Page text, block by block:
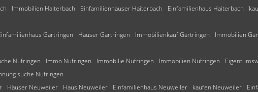
Immobilien Haiterbach Einfamilienhäuser Haiterbach Einfamilienhaus Haiterbach
Gärtringen Häuser Gärtringen Immobilienkauf Gärtringen Immobilien
Nufringen Immo Nufringen Immobilie Nufringen Immobilien Nufringen
suche Nufringen
Häuser Neuweiler Haus Neuweiler Einfamilienhaus Neuweiler kaufen Neuweiler